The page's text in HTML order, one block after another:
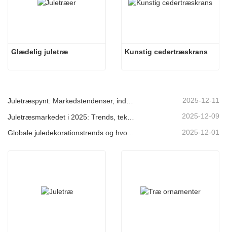
Glædelig juletræ Kunstig cedertræskrans
Juletræspynt: Markedstendenser, indsigt i forsyningskæden og indkøbsguide 2025 2025-12-11
2025-12-09
2025-12-01